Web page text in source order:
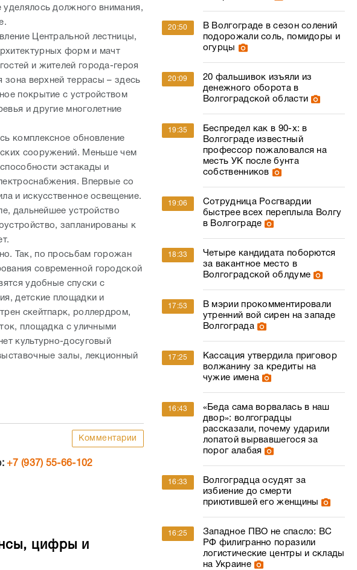
должного внимания,
Центральной лестницы,
форм и мачт
и жителей города-героя
зона верхней террасы – здесь
покрытие с устройством
и другие многолетние
комплексное обновление
сооружений. Меньше чем
эстакады и
Впервые со
и искусственное освещение.
дальнейшее устройство
запланированы к
Так, по просьбам горожан
современной городской
удобные спуски с
детские площадки и
скейтпарк, роллердром,
площадка с уличными
культурно-досуговый
залы, лекционный
Комментарии
+7 (937) 55-66-102
цифры и
20:50
В Волгограде в сезон солений
подорожали соль, помидоры и
огурцы
20:09
20 фальшивок изъяли из
денежного оборота в
Волгоградской области
19:35
Беспредел как в 90-х: в
Волгограде известный
профессор пожаловался на
месть УК после бунта
собственников
19:06
Сотрудница Росгвардии
быстрее всех переплыла Волгу
в Волгограде
18:33
Четыре кандидата поборются
за вакантное место в
Волгоградской облдуме
17:53
В мэрии прокомментировали
утренний вой сирен на западе
Волгограда
17:25
Кассация утвердила приговор
волжанину за кредиты на
чужие имена
16:43
«Беда сама ворвалась в наш
двор»: волгоградцы
рассказали, почему ударили
лопатой вырвавшегося за
порог алабая
16:33
Волгоградца осудят за
избиение до смерти
приютившей его женщины
16:25
Западное ПВО не спасло: ВС
РФ филигранно поразили
логистические центры и склады
на Украине